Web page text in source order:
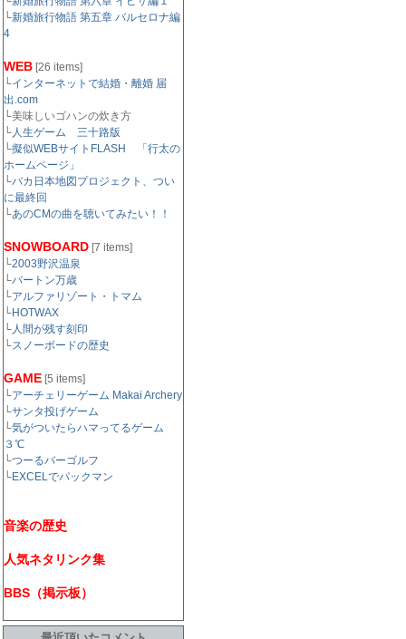
└新婚旅行物語 第五章 バルセロナ編
4
WEB [26 items]
└インターネットで結婚・離婚 届
出.com
└美味しいゴハンの炊き方
└人生ゲーム 三十路版
└擬似WEBサイトFLASH 「行太の
ホームページ」
└バカ日本地図プロジェクト、つい
に最終回
└あのCMの曲を聴いてみたい！！
SNOWBOARD [7 items]
└2003野沢温泉
└バートン万歳
└アルファリゾート・トマム
└HOTWAX
└人間が残す刻印
└スノーボードの歴史
GAME [5 items]
└アーチェリーゲーム Makai Archery
└サンタ投げゲーム
└気がついたらハマってるゲーム
３℃
└つーるバーゴルフ
└EXCELでパックマン
音楽の歴史
人気ネタリンク集
BBS（掲示板）